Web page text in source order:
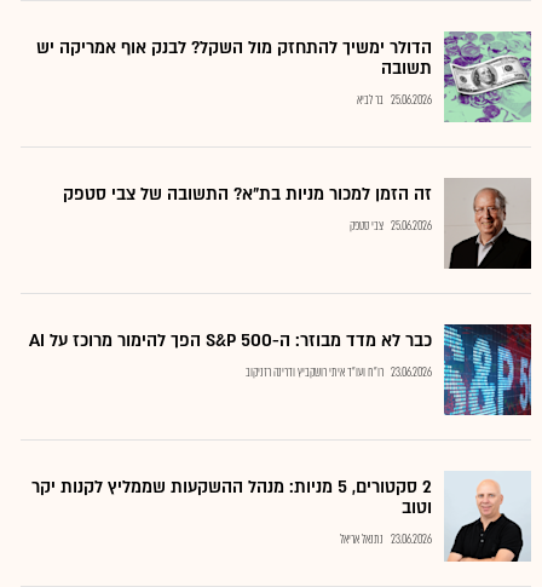
הדולר ימשיך להתחזק מול השקל? לבנק אוף אמריקה יש
תשובה
25.06.2026 בר לביא
זה הזמן למכור מניות בת"א? התשובה של צבי סטפק
25.06.2026 צבי סטפק
כבר לא מדד מבוזר: ה-S&P 500 הפך להימור מרוכז על AI
23.06.2026 רו"ח ועו"ד איתי רושקביץ ודרינה רזניקוב
2 סקטורים, 5 מניות: מנהל ההשקעות שממליץ לקנות יקר
וטוב
23.06.2026 נתנאל אריאל